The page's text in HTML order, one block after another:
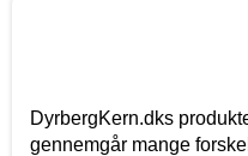
DyrbergKern.dks
gennemgår mange